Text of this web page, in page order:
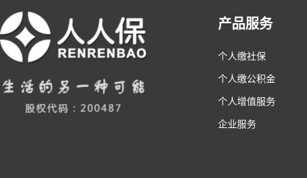
产品服务
个人缴社保
个人缴公积金
个人增值服务
企业服务